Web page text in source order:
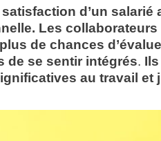
d’un salarié
Les
de chances
de se sentir intégrés.
au travail et